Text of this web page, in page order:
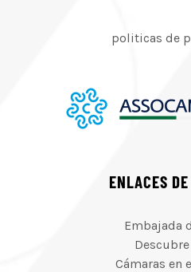
politicas de
ENLACES
Embajada
Cámaras en